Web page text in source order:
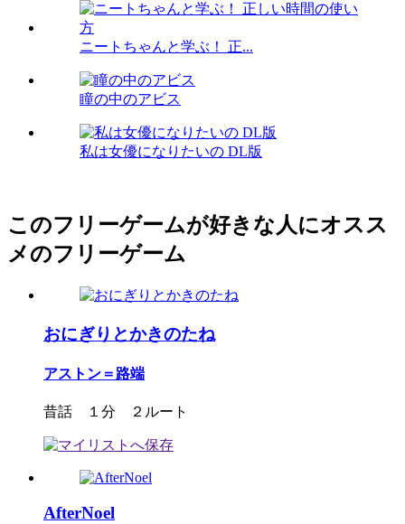
ニートちゃんと学ぶ！ 正...
瞳の中のアビス
私は女優になりたいの DL版
このフリーゲームが好きな人にオスス
メのフリーゲーム
おにぎりとかきのたね
アストン＝路端
昔話 １分 ２ルート
AfterNoel